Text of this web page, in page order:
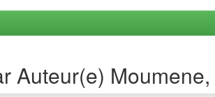
Auteur(e)